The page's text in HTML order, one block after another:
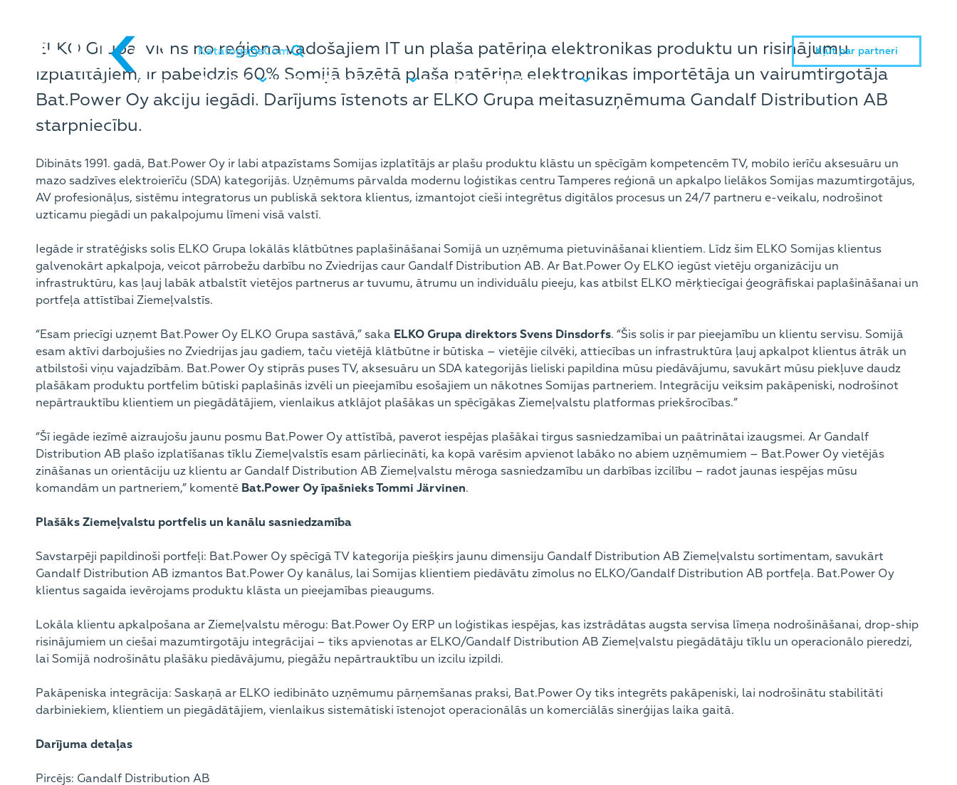
Katalogs eCom Kļūt par partneri
Produkti RisinājumiPakalpojumi JaunumiKontaktiPar mums
ELKO Grupa, viens no reģiona vadošajiem IT un plaša patēriņa elektronikas produktu un risinājumu
izplatītājiem, ir pabeidzis 60% Somijā bāzētā plaša patēriņa elektronikas importētāja un vairumtirgotāja
Bat.Power Oy akciju iegādi. Darījums īstenots ar ELKO Grupa meitasuzņēmuma Gandalf Distribution AB
starpniecību.
Dibināts 1991. gadā, Bat.Power Oy ir labi atpazīstams Somijas izplatītājs ar plašu produktu klāstu un spēcīgām kompetencēm TV, mobilo ierīču aksesuāru un
mazo sadzīves elektroierīču (SDA) kategorijās. Uzņēmums pārvalda modernu loģistikas centru Tamperes reģionā un apkalpo lielākos Somijas mazumtirgotājus,
AV profesionāļus, sistēmu integratorus un publiskā sektora klientus, izmantojot cieši integrētus digitālos procesus un 24/7 partneru e-veikalu, nodrošinot
uzticamu piegādi un pakalpojumu līmeni visā valstī.
Iegāde ir stratēģisks solis ELKO Grupa lokālās klātbūtnes paplašināšanai Somijā un uzņēmuma pietuvināšanai klientiem. Līdz šim ELKO Somijas klientus
galvenokārt apkalpoja, veicot pārrobežu darbību no Zviedrijas caur Gandalf Distribution AB. Ar Bat.Power Oy ELKO iegūst vietēju organizāciju un
infrastruktūru, kas ļauj labāk atbalstīt vietējos partnerus ar tuvumu, ātrumu un individuālu pieeju, kas atbilst ELKO mērķtiecīgai ģeogrāfiskai paplašināšanai un
portfeļa attīstībai Ziemeļvalstīs.
“Esam priecīgi uzņemt Bat.Power Oy ELKO Grupa sastāvā,” saka ELKO Grupa direktors Svens Dinsdorfs. “Šis solis ir par pieejamību un klientu servisu. Somijā
esam aktīvi darbojušies no Zviedrijas jau gadiem, taču vietējā klātbūtne ir būtiska – vietējie cilvēki, attiecības un infrastruktūra ļauj apkalpot klientus ātrāk un
atbilstoši viņu vajadzībām. Bat.Power Oy stiprās puses TV, aksesuāru un SDA kategorijās lieliski papildina mūsu piedāvājumu, savukārt mūsu piekļuve daudz
plašākam produktu portfelim būtiski paplašinās izvēli un pieejamību esošajiem un nākotnes Somijas partneriem. Integrāciju veiksim pakāpeniski, nodrošinot
nepārtrauktību klientiem un piegādātājiem, vienlaikus atklājot plašākas un spēcīgākas Ziemeļvalstu platformas priekšrocības.”
“Šī iegāde iezīmē aizraujošu jaunu posmu Bat.Power Oy attīstībā, paverot iespējas plašākai tirgus sasniedzamībai un paātrinātai izaugsmei. Ar Gandalf
Distribution AB plašo izplatīšanas tīklu Ziemeļvalstīs esam pārliecināti, ka kopā varēsim apvienot labāko no abiem uzņēmumiem – Bat.Power Oy vietējās
zināšanas un orientāciju uz klientu ar Gandalf Distribution AB Ziemeļvalstu mēroga sasniedzamību un darbības izcilību – radot jaunas iespējas mūsu
komandām un partneriem,” komentē Bat.Power Oy īpašnieks Tommi Järvinen.
Plašāks Ziemeļvalstu portfelis un kanālu sasniedzamība
Savstarpēji papildinoši portfeļi: Bat.Power Oy spēcīgā TV kategorija piešķirs jaunu dimensiju Gandalf Distribution AB Ziemeļvalstu sortimentam, savukārt
Gandalf Distribution AB izmantos Bat.Power Oy kanālus, lai Somijas klientiem piedāvātu zīmolus no ELKO/Gandalf Distribution AB portfeļa. Bat.Power Oy
klientus sagaida ievērojams produktu klāsta un pieejamības pieaugums.
Lokāla klientu apkalpošana ar Ziemeļvalstu mērogu: Bat.Power Oy ERP un loģistikas iespējas, kas izstrādātas augsta servisa līmeņa nodrošināšanai, drop-ship
risinājumiem un ciešai mazumtirgotāju integrācijai – tiks apvienotas ar ELKO/Gandalf Distribution AB Ziemeļvalstu piegādātāju tīklu un operacionālo pieredzi,
lai Somijā nodrošinātu plašāku piedāvājumu, piegāžu nepārtrauktību un izcilu izpildi.
Pakāpeniska integrācija: Saskaņā ar ELKO iedibināto uzņēmumu pārņemšanas praksi, Bat.Power Oy tiks integrēts pakāpeniski, lai nodrošinātu stabilitāti
darbiniekiem, klientiem un piegādātājiem, vienlaikus sistemātiski īstenojot operacionālās un komerciālās sinerģijas laika gaitā.
Darījuma detaļas
Pircējs: Gandalf Distribution AB